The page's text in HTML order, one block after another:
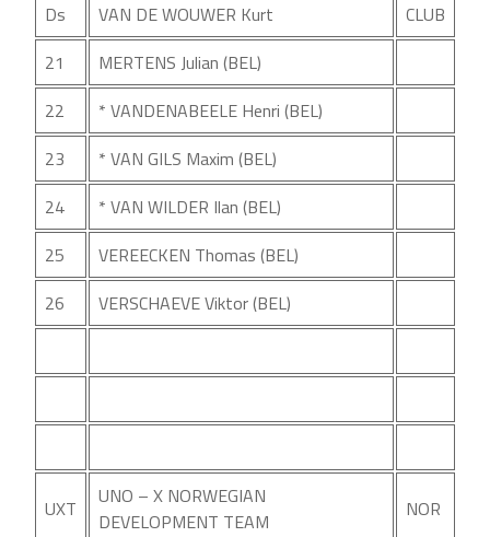
Ds
VAN DE WOUWER Kurt
CLUB
21
MERTENS Julian (BEL)
22
* VANDENABEELE Henri (BEL)
23
* VAN GILS Maxim (BEL)
24
* VAN WILDER Ilan (BEL)
25
VEREECKEN Thomas (BEL)
26
VERSCHAEVE Viktor (BEL)
UXT
UNO – X NORWEGIAN
DEVELOPMENT TEAM
NOR